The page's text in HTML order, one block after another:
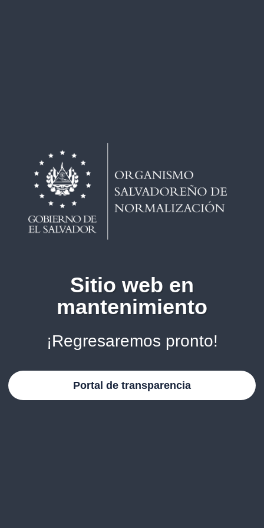
Sitio web en
mantenimiento
¡Regresaremos pronto!
Portal de transparencia